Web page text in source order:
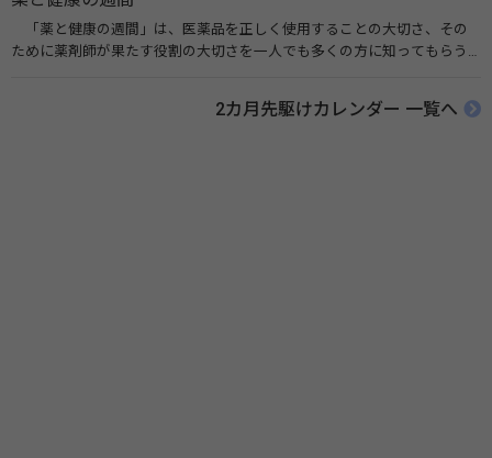
「薬と健康の週間」は、医薬品を正しく使用することの大切さ、その
ために薬剤師が果たす役割の大切さを一人でも多くの方に知ってもらう
伝えたい！薬との付き合い方」（保健指導リソースガイド）
2カ月先駆けカレンダー 一覧へ